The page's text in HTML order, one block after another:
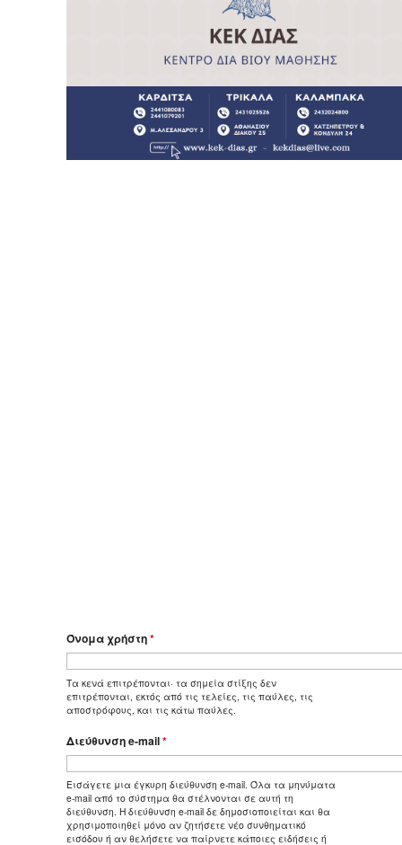
Όνομα χρήστη*
Τα κενά επιτρέπονται· τα σημεία στίξης δεν
επιτρέπονται, εκτός από τις τελείες, τις παύλες, τις
αποστρόφους, και τις κάτω παύλες.
Διεύθυνση e-mail*
Εισάγετε μια έγκυρη διεύθυνση e-mail. Όλα τα μηνύματα
e-mail από το σύστημα θα στέλνονται σε αυτή τη
διεύθυνση. Η διεύθυνση e-mail δε δημοσιοποιείται και θα
χρησιμοποιηθεί μόνο αν ζητήσετε νέο συνθηματικό
εισόδου ή αν θελήσετε να παίρνετε κάποιες ειδήσεις ή